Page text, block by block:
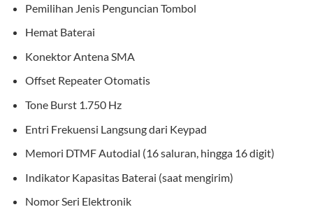
Pemilihan Jenis Penguncian Tombol
Hemat Baterai
Konektor Antena SMA
Offset Repeater Otomatis
Tone Burst 1.750 Hz
Entri Frekuensi Langsung dari Keypad
Memori DTMF Autodial (16 saluran, hingga 16 digit)
Indikator Kapasitas Baterai (saat mengirim)
Nomor Seri Elektronik